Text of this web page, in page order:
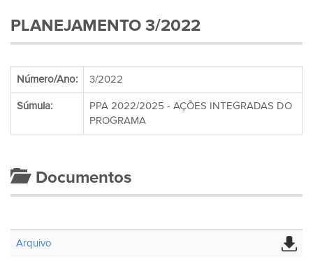
PLANEJAMENTO 3/2022
Número/Ano: 3/2022
Súmula:
PPA 2022/2025 - AÇÕES INTEGRADAS DO
PROGRAMA
Documentos
Arquivo